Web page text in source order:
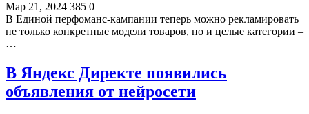
Мар 21, 2024 385 0
В Единой перфоманс-кампании теперь можно рекламировать
не только конкретные модели товаров, но и целые категории –
…
В Яндекс Директе появились
объявления от нейросети